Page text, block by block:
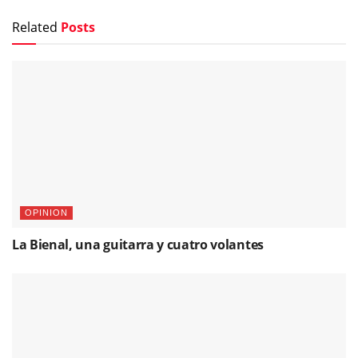
Related Posts
OPINION
La Bienal, una guitarra y cuatro volantes